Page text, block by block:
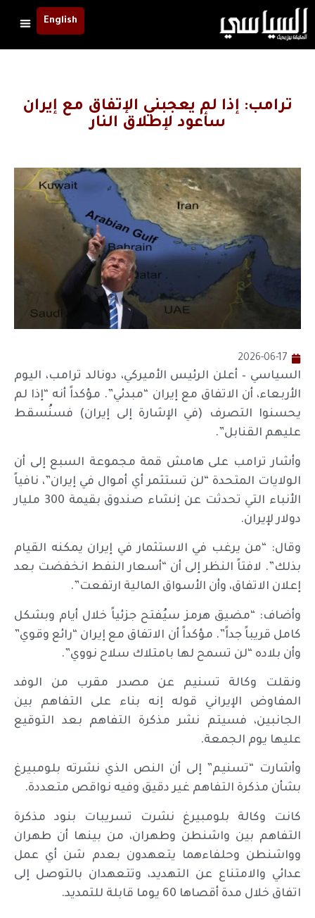
English
ترامب: إذا لم يعجبني الإتفاق مع إيران
سأعود لإطلاق النار
2026-06-17
السياسي – أعلن الرئيس الأميركي، دونالد ترامب، اليوم
الأربعاء، أن الاتفاق مع إيران “مبدئي”. مؤكداً أنه “إذا لم
يحسنوا التصرف (في الإشارة إلى إيران) فسنُسقط
عليهم القنابل”.
وأشار ترامب على هامش قمة مجموعة السبع إلى أن
الولايات المتحدة “لن تستثمر أي أموال في إيران”، نافياً
الأنباء التي تحدثت عن إنشاء صندوق بقيمة 300 مليار
دولار لإيران.
وقال: “من يرغب في الاستثمار في إيران يمكنه القيام
بذلك”. لافتاً النظر إلى أن “أسعار النفط انخفضت بعد
إعلان الاتفاق، وأن الأسواق المالية ارتفعت”.
وأضاف: “مضيق هرمز سيُفتح جزئياً خلال أيام وبشكل
كامل قريباً جداً”. مؤكداً أن الاتفاق مع إيران “رائع وقوي”
وأن بلاده “لن تسمح لها بامتلاك سلاح نووي”.
ونقلت وكالة تسنيم عن مصدر مقرب من الوفد
المفاوض الإيراني قوله إنه بناء على التفاهم بين
الجانبين، فسيتم نشر مذكرة التفاهم بعد التوقيع
عليها يوم الجمعة.
وأشارت “تسنيم” إلى أن النص الذي نشرته بلومبيرغ
بشأن مذكرة التفاهم غير دقيق وفيه نواقص متعددة.
كانت وكالة بلومبيرغ نشرت تسريبات بنود مذكرة
التفاهم بين واشنطن وطهران، من بينها أن طهران
وواشنطن وحلفاءهما يتعهدون بعدم شن أي عمل
عدائي والامتناع عن التهديد، وتتعهدان بالتوصل إلى
اتفاق خلال مدة أقصاها 60 يوما قابلة للتمديد.